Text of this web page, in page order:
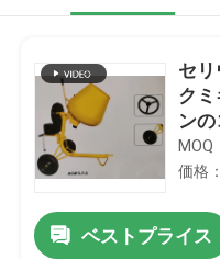
セ
ク
ン
MOQ
価格
ベストプライス